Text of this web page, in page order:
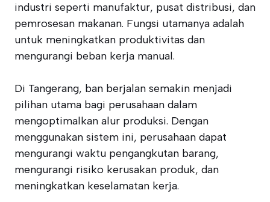
industri seperti manufaktur, pusat distribusi, dan
pemrosesan makanan. Fungsi utamanya adalah
untuk meningkatkan produktivitas dan
mengurangi beban kerja manual.
Di Tangerang, ban berjalan semakin menjadi
pilihan utama bagi perusahaan dalam
mengoptimalkan alur produksi. Dengan
menggunakan sistem ini, perusahaan dapat
mengurangi waktu pengangkutan barang,
mengurangi risiko kerusakan produk, dan
meningkatkan keselamatan kerja.